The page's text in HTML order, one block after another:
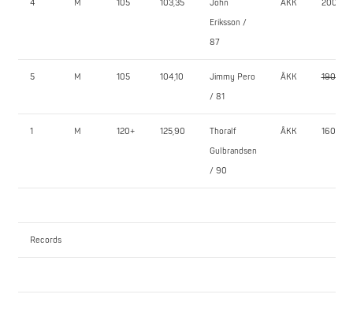
4 M 105 103,35
John
Eriksson /
87
ÅKK 200,0
5 M 105 104,10
Jimmy Pero
/ 81
ÅKK 190,0
1 M 120+ 125,90
Thoralf
Gulbrandsen
/ 90
ÅKK 160,0
Records